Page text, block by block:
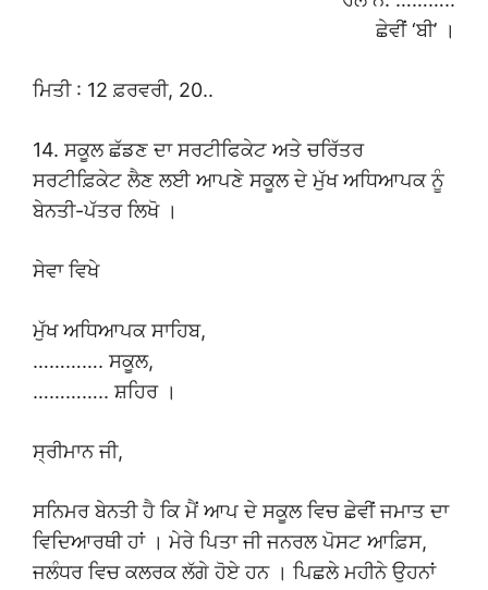
ਛੇਵੀਂ ‘ਬੀ’ ।
ਮਿਤੀ : 12 ਫ਼ਰਵਰੀ, 20..
14. ਸਕੂਲ ਛੱਡਣ ਦਾ ਸਰਟੀਫਿਕੇਟ ਅਤੇ ਚਰਿੱਤਰ
ਸਰਟੀਫ਼ਿਕੇਟ ਲੈਣ ਲਈ ਆਪਣੇ ਸਕੂਲ ਦੇ ਮੁੱਖ ਅਧਿਆਪਕ ਨੂੰ
ਬੇਨਤੀ-ਪੱਤਰ ਲਿਖੋ ।
ਸੇਵਾ ਵਿਖੇ
ਮੁੱਖ ਅਧਿਆਪਕ ਸਾਹਿਬ,
…………. ਸਕੂਲ,
………….. ਸ਼ਹਿਰ ।
ਸ੍ਰੀਮਾਨ ਜੀ,
ਸਨਿਮਰ ਬੇਨਤੀ ਹੈ ਕਿ ਮੈਂ ਆਪ ਦੇ ਸਕੂਲ ਵਿਚ ਛੇਵੀਂ ਜਮਾਤ ਦਾ
ਵਿਦਿਆਰਥੀ ਹਾਂ । ਮੇਰੇ ਪਿਤਾ ਜੀ ਜਨਰਲ ਪੋਸਟ ਆਫ਼ਿਸ,
ਜਲੰਧਰ ਵਿਚ ਕਲਰਕ ਲੱਗੇ ਹੋਏ ਹਨ । ਪਿਛਲੇ ਮਹੀਨੇ ਉਹਨਾਂ